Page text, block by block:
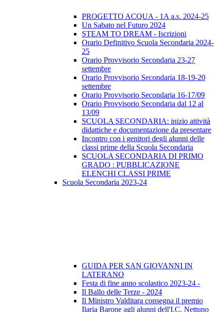
PROGETTO ACQUA - 1A a.s. 2024-25
Un Sabato nel Futuro 2024
STEAM TO DREAM - Iscrizioni
Orario Definitivo Scuola Secondaria 2024-
25
Orario Provvisorio Secondaria 23-27
settembre
Orario Provvisorio Secondaria 18-19-20
settembre
Orario Provvisorio Secondaria 16-17/09
Orario Provvisorio Secondaria dal 12 al
13/09
SCUOLA SECONDARIA: inizio attività
didattiche e documentazione da presentare
Incontro con i genitori degli alunni delle
classi prime della Scuola Secondaria
SCUOLA SECONDARIA DI PRIMO
GRADO : PUBBLICAZIONE
ELENCHI CLASSI PRIME
Scuola Secondaria 2023-24
GUIDA PER SAN GIOVANNI IN
LATERANO
Festa di fine anno scolastico 2023-24 -
Il Ballo delle Terze - 2024
Il Ministro Valditara consegna il premio
Ilaria Barone agli alunni dell'I.C. Nettuno